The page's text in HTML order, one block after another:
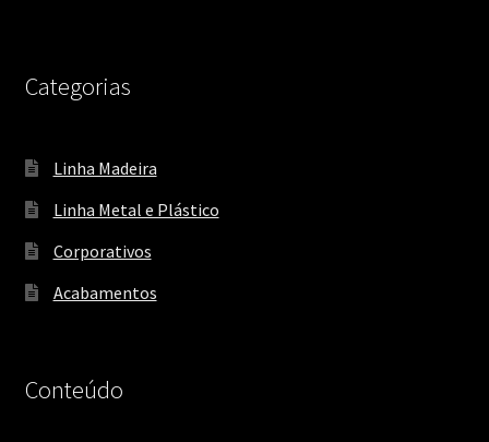
Categorias
Linha Madeira
Linha Metal e Plástico
Corporativos
Acabamentos
Conteúdo